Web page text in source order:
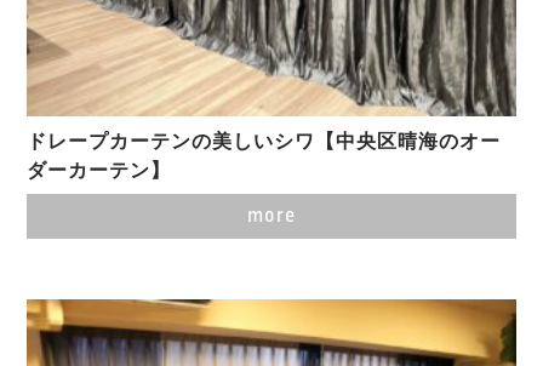
ドレープカーテンの美しいシワ【中央区晴海のオー
ダーカーテン】
more